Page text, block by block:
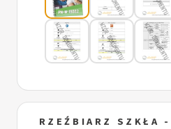
RZEŹBIARZ SZKŁA -